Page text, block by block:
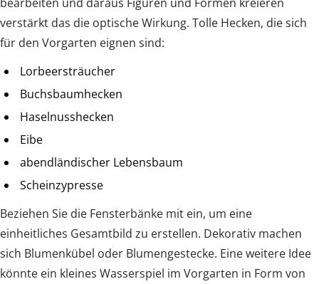
verstärkt das die optische Wirkung. Tolle Hecken, die sich
für den Vorgarten eignen sind:
Lorbeersträucher
Buchsbaumhecken
Haselnusshecken
Eibe
abendländischer Lebensbaum
Scheinzypresse
Beziehen Sie die Fensterbänke mit ein, um eine
einheitliches Gesamtbild zu erstellen. Dekorativ machen
sich Blumenkübel oder Blumengestecke. Eine weitere Idee
könnte ein kleines Wasserspiel im Vorgarten in Form von